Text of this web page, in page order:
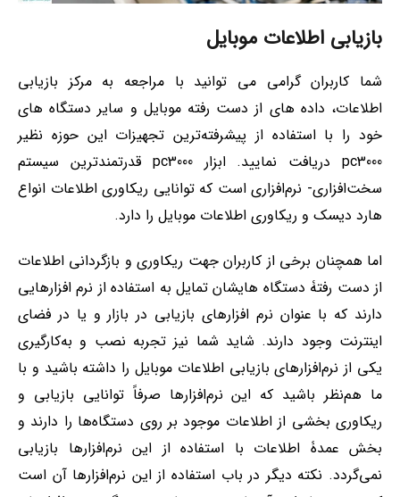
بازیابی اطلاعات موبایل
شما کاربران گرامی می توانید با مراجعه به مرکز بازیابی
اطلاعات، داده های از دست رفته موبایل و سایر دستگاه های
خود را با استفاده از پیشرفته‌ترین تجهیزات این حوزه نظیر
pc3000 دریافت نمایید. ابزار pc3000 قدرتمندترین سیستم
سخت‌افزاری- نرم‌افزاری است که توانایی ریکاوری اطلاعات انواع
هارد دیسک و ریکاوری اطلاعات موبایل را دارد.
اما همچنان برخی از کاربران جهت ریکاوری و بازگردانی اطلاعات
از دست رفتۀ دستگاه هایشان تمایل به استفاده از نرم افزارهایی
دارند که با عنوان نرم افزارهای بازیابی در بازار و یا در فضای
اینترنت وجود دارند. شاید شما نیز تجربه نصب و به‌کارگیری
یکی از نرم‌افزارهای بازیابی اطلاعات موبایل را داشته باشید و با
ما هم‌نظر باشید که این نرم‌افزارها صرفاً توانایی بازیابی و
ریکاوری بخشی از اطلاعات موجود بر روی دستگاه‌ها را دارند و
بخش عمدۀ اطلاعات با استفاده از این نرم‌افزارها بازیابی
نمی‌گردد. نکته دیگر در باب استفاده از این نرم‌افزارها آن است